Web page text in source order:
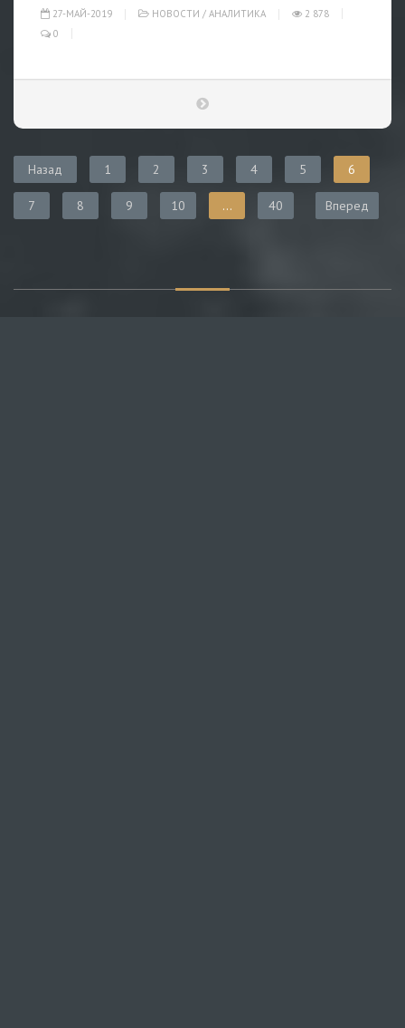
27-МАЙ-2019 НОВОСТИ / АНАЛИТИКА
2 878
0
Назад 1 2 3 4 5 6
7 8 9 10 ... 40 Вперед